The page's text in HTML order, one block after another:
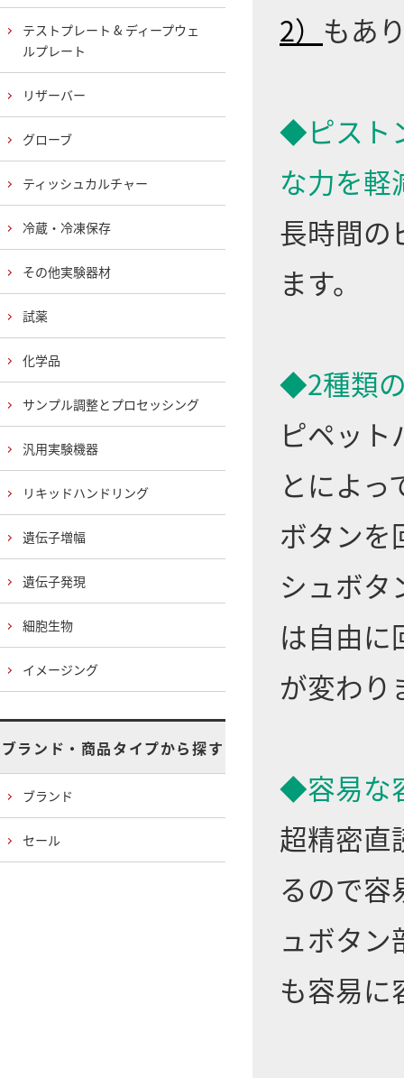
2） もあ
◆ピスト
な力を軽
長時間の
ます。
◆2種類
ピペッ
とによ
ボタンを
シュボタ
は自由に
が変わり
◆容易な
超精密直
るので容
ュボタン
も容易に
テストプレート & ディープウェ
ルプレート
リザーバー
グローブ
ティッシュカルチャー
冷蔵・冷凍保存
その他実験器材
試薬
化学品
サンプル調整とプロセッシング
汎用実験機器
リキッドハンドリング
遺伝子増幅
遺伝子発現
細胞生物
イメージング
ブランド・商品タイプから探す
ブランド
セール